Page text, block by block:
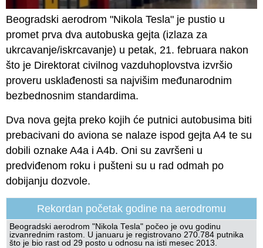
Beogradski aerodrom "Nikola Tesla" je pustio u
promet prva dva autobuska gejta (izlaza za
ukrcavanje/iskrcavanje) u petak, 21. februara nakon
što je Direktorat civilnog vazduhoplovstva izvršio
proveru usklađenosti sa najvišim međunarodnim
bezbednosnim standardima.
Dva nova gejta preko kojih će putnici autobusima biti
prebacivani do aviona se nalaze ispod gejta A4 te su
dobili oznake A4a i A4b. Oni su završeni u
predviđenom roku i pušteni su u rad odmah po
dobijanju dozvole.
Rekordan početak godine na aerodromu
Beogradski aerodrom "Nikola Tesla" počeo je ovu godinu
izvanrednim rastom. U januaru je registrovano 270.784 putnika
što je bio rast od 29 posto u odnosu na isti mesec 2013.